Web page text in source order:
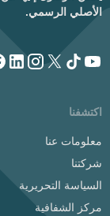
الأصلي الرسمي.
اكتشفنا
معلومات عنا
شركتنا
السياسة التحريرية
مركز الشفافية